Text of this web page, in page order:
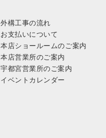
外構工事の流れ
お支払いについて
本店ショールームのご案内
本店営業所のご案内
宇都宮営業所のご案内
イベントカレンダー